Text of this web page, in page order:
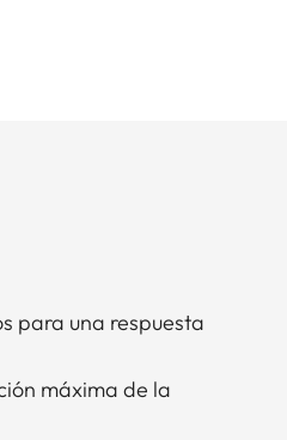
para una respuesta
máxima de la